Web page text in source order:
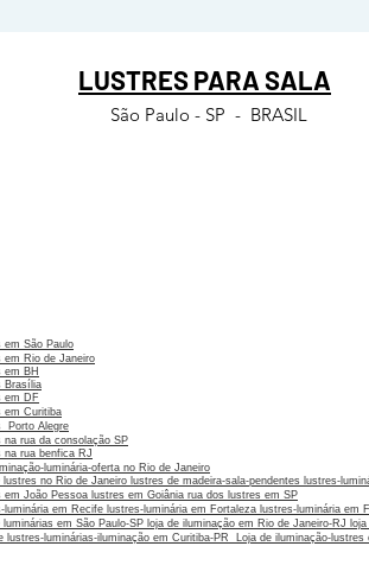
LUSTRES PARA SALA
São Paulo - SP - BRASIL
em São Paulo
em Rio de Janeiro
em BH
Brasília
em DF
em Curitiba
Porto Alegre
na rua da consolação SP
na rua benfica RJ
luminária-oferta no Rio de Janeiro
lustres no Rio de Janeiro lustres de madeira-sala-pendentes lustres-
em João Pessoa lustres em Goiânia rua dos lustres em SP
luminária em Recife lustres-luminária em Fortaleza lustres-luminária em
luminárias em São Paulo-SP loja de iluminação em Rio de Janeiro-RJ
lustres-luminárias-iluminação em Curitiba-PR
Loja de iluminação-lustres